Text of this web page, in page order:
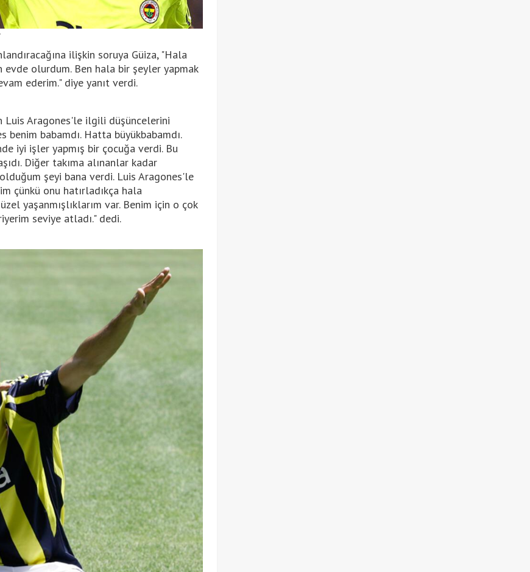
ilişkin soruya Güiza, "Hala
evde olurdum. Ben hala bir şeyler yapmak
ederim." diye yanıt verdi.
Luis Aragones'le ilgili düşüncelerini
benim babamdı. Hatta büyükbabamdı.
iyi işler yapmış bir çocuğa verdi. Bu
Diğer takıma alınanlar kadar
şeyi bana verdi. Luis Aragones'le
çünkü onu hatırladıkça hala
yaşanmışlıklarım var. Benim için o çok
seviye atladı." dedi.